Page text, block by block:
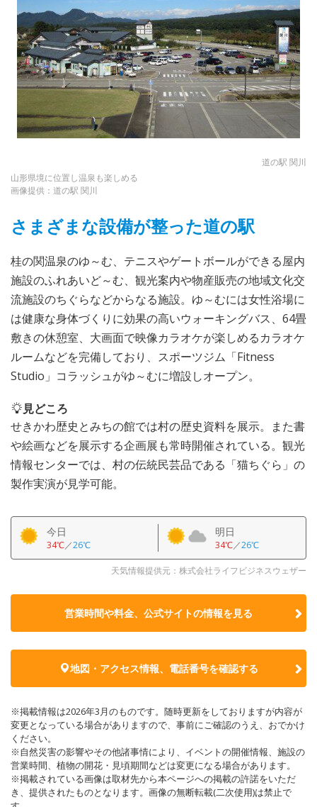
道の駅 関川
山形県境に位置し温泉も楽しめる
画像提供：道の駅 関川
さまざまな設備が整った道の駅
桂の関温泉のゆ～む、テニスやゲートボールができる屋内
施設のふれあいど～む、観光案内や物産販売の地域文化交
流施設のちぐらなどからなる施設。ゆ～むには女性浴場に
は健康な身体づくりに効果の高いウォーキングバス、64畳
敷きの休憩室、大画面で映像カラオケが楽しめるカラオケ
ルームなどを完備しており、スポーツジム「Fitness
Studio」コラッシュがゆ～むに増設しオープン。
見どころ
せきかわ歴史とみちの館では村の歴史資料を展示。また書
や絵画などを展示する企画展も常時開催されている。観光
情報センターでは、村の伝統民芸品である「猫ちぐら」の
製作実演が見学可能。
今日
34℃／26℃
明日
34℃／26℃
天気情報提供元：株式会社ライフビジネスウェザー
営業時間や料金、公式サイトの情報を見る
地図・アクセス情報、電話番号を確認する
※掲載情報は2026年3月のものです。随時更新をしておりますが内容が
変更となっている場合がありますので、事前にご確認のうえ、おでかけ
ください。
※自然災害の影響やその他諸事情により、イベントの開催情報、施設の
営業時間、植物の開花・見頃期間などは変更になる場合があります。
※掲載されている画像は取材先から本ページへの掲載の許諾をいただ
き、提供されたものとなります。画像の無断転載(二次使用)は禁止で